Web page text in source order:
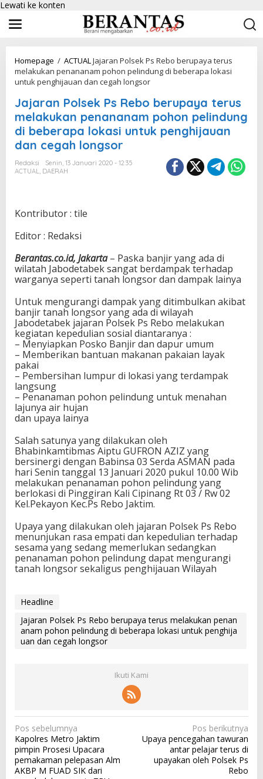
Lewati ke konten
Homepage / ACTUALJajaran Polsek Ps Rebo berupaya terus
melakukan penananam pohon pelindung di beberapa lokasi
untuk penghijauan dan cegah longsor
Jajaran Polsek Ps Rebo berupaya terus
melakukan penananam pohon pelindung
di beberapa lokasi untuk penghijauan
dan cegah longsor
Redaksi
Senin, 13 Januari 2020 - 12:35
ACTUAL, DAERAH
Kontributor : tile
Editor : Redaksi
Berantas.co.id, Jakarta – Paska banjir yang ada di
wilatah Jabodetabek sangat berdampak terhadap
warganya seperti tanah longsor dan dampak lainya
Untuk mengurangi dampak yang ditimbulkan akibat
banjir tanah longsor yang ada di wilayah
Jabodetabek jajaran Polsek Ps Rebo melakukan
kegiatan kepedulian sosial diantaranya :
– Menyiapkan Posko Banjir dan dapur umum
– Memberikan bantuan makanan pakaian layak
pakai
– Pembersihan lumpur di lokasi yang terdampak
langsung
– Penanaman pohon pelindung untuk menahan
lajunya air hujan
dan upaya lainya
Salah satunya yang dilakukan oleh
Bhabinkamtibmas Aiptu GUFRON AZIZ yang
bersinergi dengan Babinsa 03 Serda ASMAN pada
hari Senin tanggal 13 Januari 2020 pukul 10.00 Wib
melakukan penanaman pohon pelindung yang
berlokasi di Pinggiran Kali Cipinang Rt 03 / Rw 02
Kel.Pekayon Kec.Ps Rebo Jaktim.
Upaya yang dilakukan oleh jajaran Polsek Ps Rebo
menunjukan rasa empati dan kepedulian terhadap
sesama yang sedang memerlukan sedangkan
penanaman pohon pelindung dapat mengurangi
tanah longsor sekaligus penghijauan Wilayah
Headline
Jajaran Polsek Ps Rebo berupaya terus melakukan penan
anam pohon pelindung di beberapa lokasi untuk penghija
uan dan cegah longsor
Ikuti Kami
N
a
v
Pos sebelumnya
Kapolres Metro Jaktim
pimpin Prosesi Upacara
pemakaman pelepasan Alm
AKBP M FUAD SIK dari
Pos berikutnya
Upaya pencegahan tawuran
antar pelajar terus di
upayakan oleh Polsek Ps
Rebo